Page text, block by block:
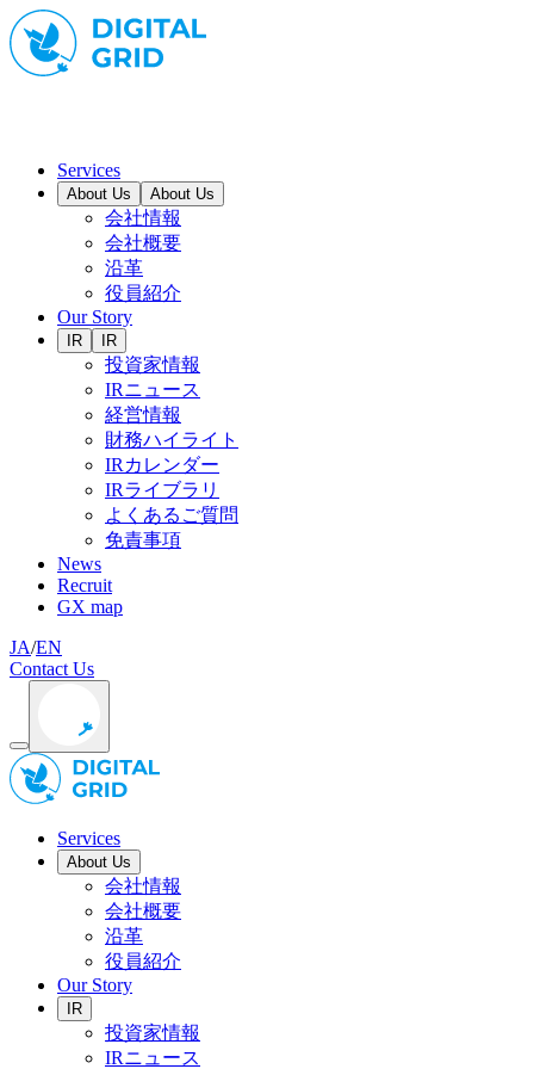
Services
About Us About Us
会社情報
会社概要
沿革
役員紹介
Our Story
IR IR
投資家情報
IRニュース
経営情報
財務ハイライト
IRカレンダー
IRライブラリ
よくあるご質問
免責事項
News
Recruit
GX map
JA/EN
Contact Us
Services
About Us
会社情報
会社概要
沿革
役員紹介
Our Story
IR
投資家情報
IRニュース